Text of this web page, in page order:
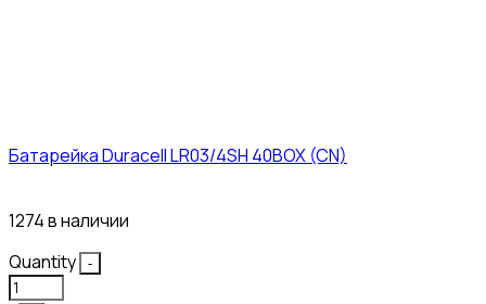
Батарейка Duracell LR03/4SH 40BOX (CN)
1274 в наличии
Quantity
-